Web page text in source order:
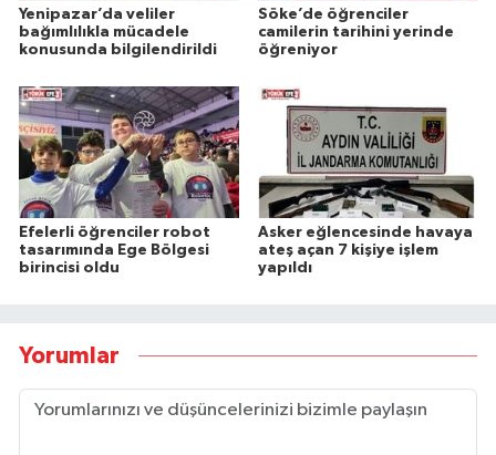
Yenipazar’da veliler
bağımlılıkla mücadele
konusunda bilgilendirildi
Söke’de öğrenciler
camilerin tarihini yerinde
öğreniyor
Efelerli öğrenciler robot
tasarımında Ege Bölgesi
birincisi oldu
Asker eğlencesinde havaya
ateş açan 7 kişiye işlem
yapıldı
Yorumlar